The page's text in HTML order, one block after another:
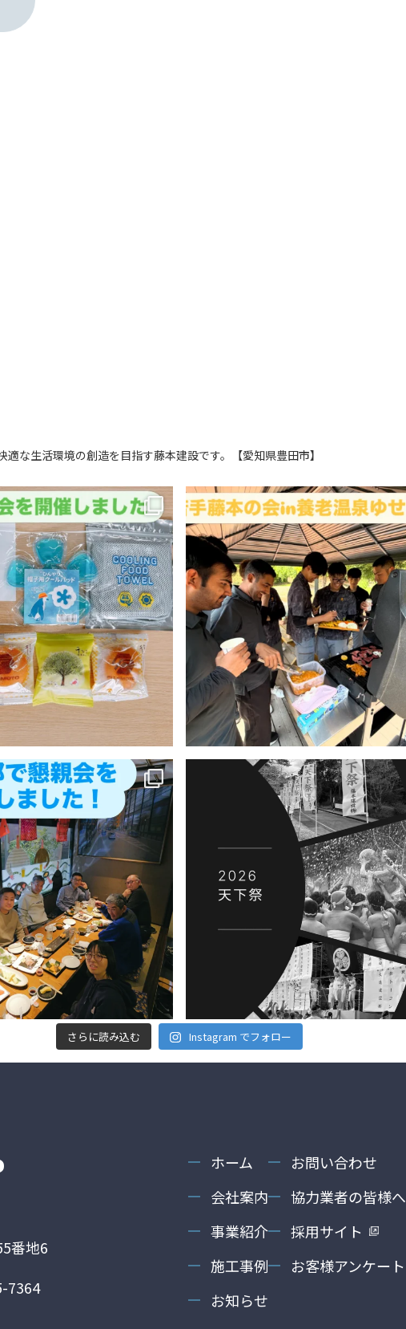
な生活環境の創造を目指す藤本建設です。【愛知県豊田市】
さらに読み込む Instagram でフォロー
番地6
7364
ホーム
会社案内
事業紹介
施工事例
お知らせ
お問い合わせ
協力業者の皆様へ
採用サイト
お客様アンケート